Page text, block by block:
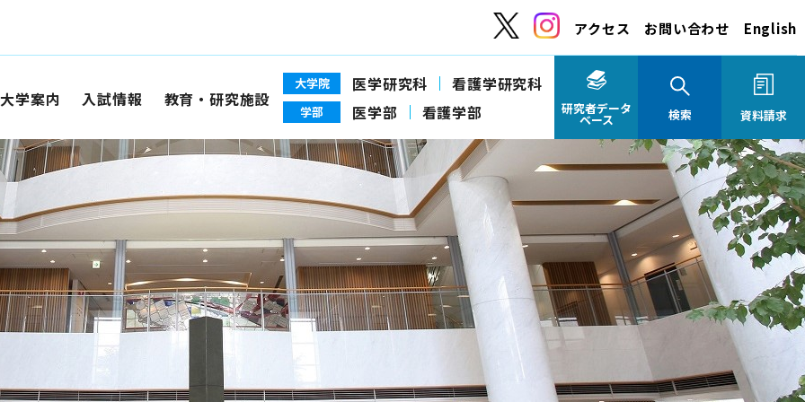
アクセス お問い合わせ English
大学案内 入試情報 教育・研究施設
大学院 医学研究科 看護学研究科
学部 医学部 看護学部 研究者データ
ベース 検索 資料請求